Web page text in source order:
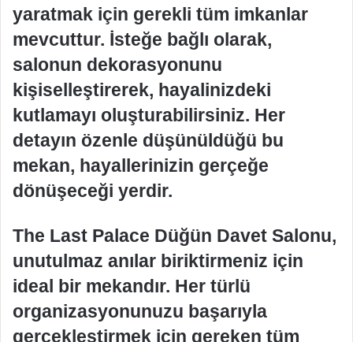
yaratmak için gerekli tüm imkanlar
mevcuttur. İsteğe bağlı olarak,
salonun dekorasyonunu
kişiselleştirerek, hayalinizdeki
kutlamayı oluşturabilirsiniz. Her
detayın özenle düşünüldüğü bu
mekan, hayallerinizin gerçeğe
dönüşeceği yerdir.
The Last Palace Düğün Davet Salonu,
unutulmaz anılar biriktirmeniz için
ideal bir mekandır. Her türlü
organizasyonunuzu başarıyla
gerçekleştirmek için gereken tüm